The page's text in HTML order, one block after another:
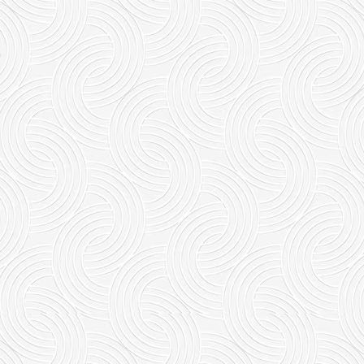
此作品已下载147次，请选择需要的尺寸
原图 4032px
高清 2048px
中等 1530px
普通 768px
描述
Wapuu.com 壁纸为原创及特约拍摄，可自由使用无任何版权问
题：